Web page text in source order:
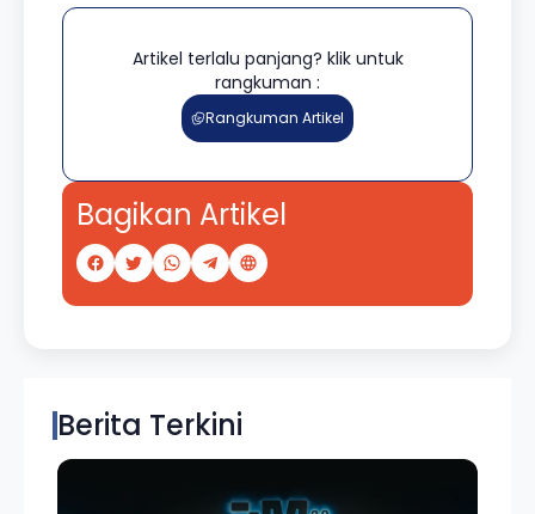
Artikel terlalu panjang? klik untuk
rangkuman :
Rangkuman Artikel
Bagikan Artikel
Berita Terkini